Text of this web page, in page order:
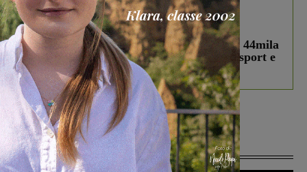
In vetrina 3 Agosto 2026
Estra Notizie agosto: Smart Cities, oltre 44mila
studenti coinvolti, torna il bando per lo sport e
debutta il podcast Estrair
Più lette